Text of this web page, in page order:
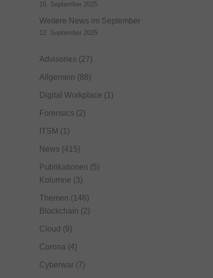
15. September 2025
Weitere News im September
12. September 2025
Advisories (27)
Allgemein (88)
Digital Workplace (1)
Forensics (2)
ITSM (1)
News (415)
Publikationen (5)
Kolumne (3)
Themen (146)
Blockchain (2)
Cloud (9)
Corona (4)
Cyberwar(7)